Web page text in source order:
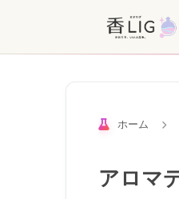
ホーム
アロマ